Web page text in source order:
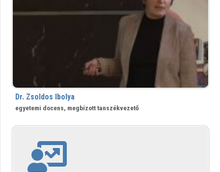
Intézményi felfedezés
Intézményi listák
Intézmények
Közreműködők
Dr. Zsoldos Ibolya
egyetemi docens, megbízott tanszékvezető